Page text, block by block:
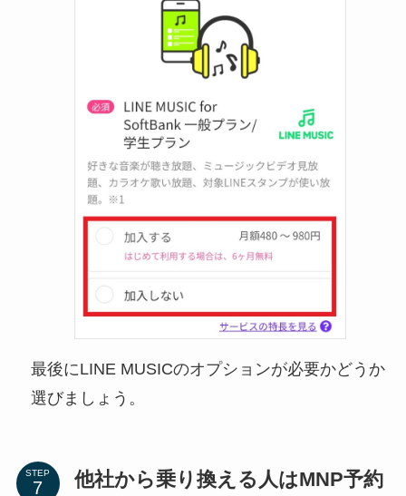
最後にLINE MUSICのオプションが必要かどうか
選びましょう。
STEP
他社から乗り換える人はMNP予約